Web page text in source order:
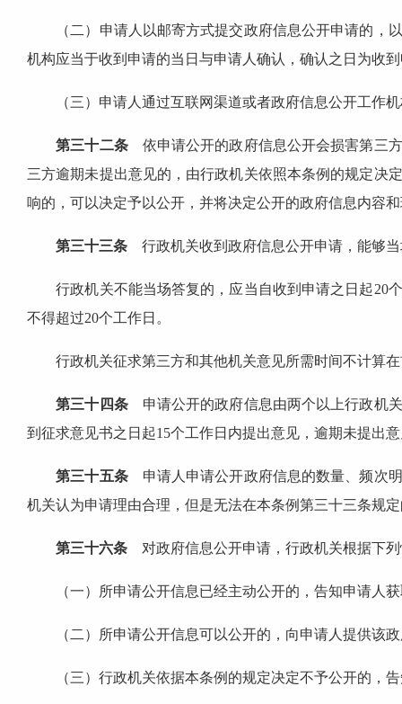
（二）申请人以邮寄方式提交政府信息公开申请的，以
机构应当于收到申请的当日与申请人确认，确认之日为收
（三）申请人通过互联网渠道或者政府信息公开工作机
第三十二条依申请公开的政府信息公开会损害第三方
三方逾期未提出意见的，由行政机关依照本条例的规定决
响的，可以决定予以公开，并将决定公开的政府信息内容
第三十三条 行政机关收到政府信息公开申请，能够
行政机关不能当场答复的，应当自收到申请之日起20个
不得超过20个工作日。
行政机关征求第三方和其他机关意见所需时间不计算在
第三十四条申请公开的政府信息由两个以上行政机关
到征求意见书之日起15个工作日内提出意见，逾期未提出
第三十五条申请人申请公开政府信息的数量、频次明
机关认为申请理由合理，但是无法在本条例第三十三条规
第三十六条 对政府信息公开申请，行政机关根据下
（一）所申请公开信息已经主动公开的，告知申请人获
（二）所申请公开信息可以公开的，向申请人提供该政
（三）行政机关依据本条例的规定决定不予公开的，告